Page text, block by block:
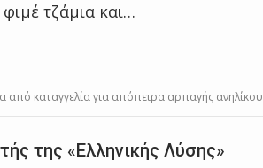
τζάμια και…
από καταγγελία για απόπειρα αρπαγής ανηλίκου
της «Ελληνικής Λύσης»